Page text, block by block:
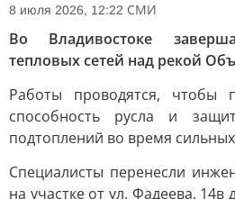
8 июля 2026, 12:22 СМИ
Во Владивостоке
тепловых сетей над рекой
Работы проводятся, чтобы
способность русла и
подтоплений во время
Специалисты перенесли
на участке от ул. Фадеева,